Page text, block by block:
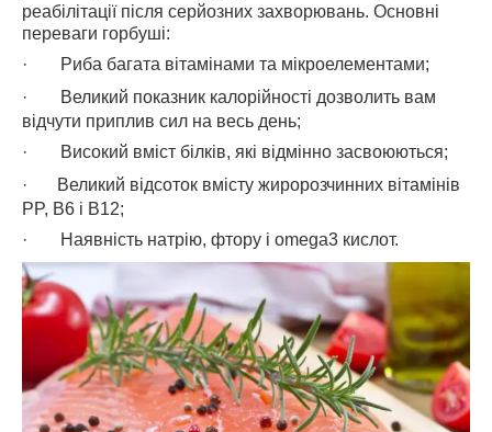
реабілітації після серйозних захворювань. Основні
переваги горбуші:
·
Риба багата вітамінами та мікроелементами;
·
Великий показник калорійності дозволить вам
відчути приплив сил на весь день;
·
Високий вміст білків, які відмінно засвоюються;
·
Великий відсоток вмісту жиророзчинних вітамінів
PP, B6 і B12;
·
Наявність натрію, фтору і omega3 кислот.